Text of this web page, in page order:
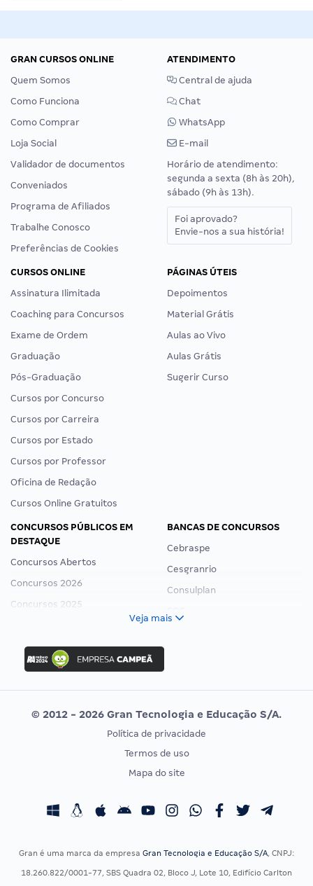
GRAN CURSOS ONLINE
Quem Somos
Como Funciona
Como Comprar
Loja Social
Validador de documentos
Conveniados
Programa de Afiliados
Trabalhe Conosco
Preferências de Cookies
ATENDIMENTO
Central de ajuda
Chat
WhatsApp
E-mail
Horário de atendimento:
segunda a sexta (8h às 20h),
sábado (9h às 13h).
Foi aprovado?
Envie-nos a sua história!
CURSOS ONLINE
Assinatura Ilimitada
Coaching para Concursos
Exame de Ordem
Graduação
Pós-Graduação
Cursos por Concurso
Cursos por Carreira
Cursos por Estado
Cursos por Professor
Oficina de Redação
Cursos Online Gratuitos
PÁGINAS ÚTEIS
Depoimentos
Material Grátis
Aulas ao Vivo
Aulas Grátis
Sugerir Curso
CONCURSOS PÚBLICOS EM
DESTAQUE
Concursos Abertos
Concursos 2026
Concursos 2025
Concurso Ibama
Concurso MPU
Editais publicados
BANCAS DE CONCURSOS
Cebraspe
Cesgranrio
Consulplan
Vunesp
CONCURSOS POR PROFISSÃO
Concursos Fiscais
EXAME DE ORDEM
Calendário OAB
Veja mais
© 2012 - 2026 Gran Tecnologia e Educação S/A.
Política de privacidade
Termos de uso
Mapa do site
Gran é uma marca da empresa Gran Tecnologia e Educação S/A, CNPJ:
18.260.822/0001-77, SBS Quadra 02, Bloco J, Lote 10, Edifício Carlton